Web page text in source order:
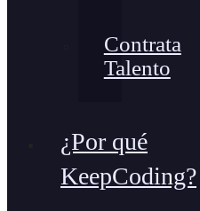
Contrata
Talento
¿Por qué
KeepCoding?